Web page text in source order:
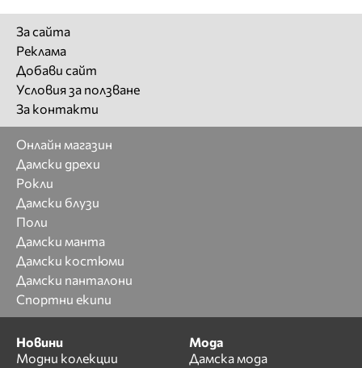
За сайта
Реклама
Добави сайт
Условия за ползване
За контакти
Онлайн магазин
Дамски дрехи
Рокли
Дамски блузи
Поли
Дамски манта
Дамски костюми
Дамски панталони
Спортни екипи
Новини
Модни колекции
Мода
Дамска мода